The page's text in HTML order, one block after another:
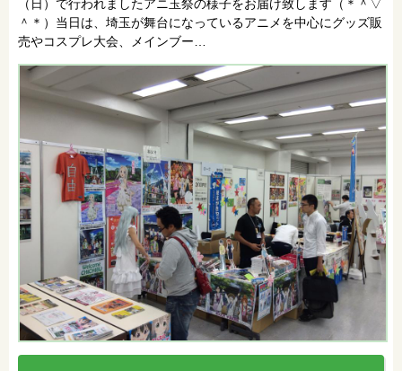
（日）で行われましたアニ玉祭の様子をお届け致します（＊＾▽
＾＊）当日は、埼玉が舞台になっているアニメを中心にグッズ販
売やコスプレ大会、メインブー…